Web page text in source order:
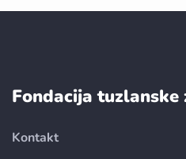
Fondacija tuzlanske
Kontakt